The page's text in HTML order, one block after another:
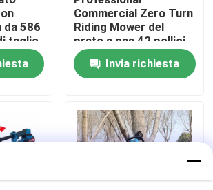
tenuto in mano
da 586
taglio
di
Commercial Zero Turn
Riding Mower del
prato a gas 42 pollici
ZTR Mower
Invia richiesta